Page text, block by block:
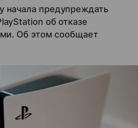
начала предупреждать
об отказе
Об этом сообщает